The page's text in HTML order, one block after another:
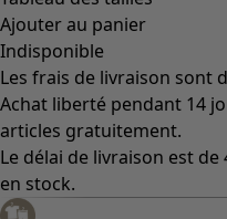
Ajouter au panier
Indisponible
Les frais de livraison sont
Achat liberté pendant 14
articles gratuitement.
Le délai de livraison est
en stock.